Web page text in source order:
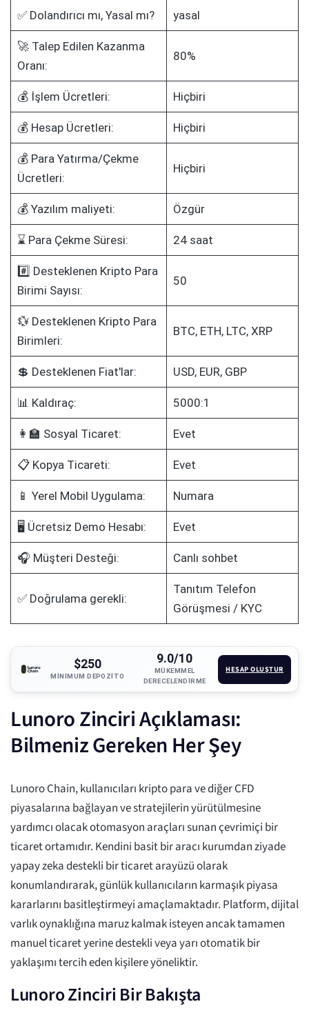
✅ Dolandırıcı mı, Yasal mı? yasal
🚀 Talep Edilen Kazanma
Oranı:
80%
💰 İşlem Ücretleri: Hiçbiri
💰 Hesap Ücretleri: Hiçbiri
💰 Para Yatırma/Çekme
Ücretleri:
Hiçbiri
💰 Yazılım maliyeti: Özgür
⌛ Para Çekme Süresi: 24 saat
#️⃣ Desteklenen Kripto Para
Birimi Sayısı:
50
💱 Desteklenen Kripto Para
Birimleri:
BTC, ETH, LTC, XRP
💲 Desteklenen Fiat'lar: USD, EUR, GBP
📊 Kaldıraç: 5000:1
👩‍🏫 Sosyal Ticaret: Evet
📋 Kopya Ticareti: Evet
📱 Yerel Mobil Uygulama: Numara
🖥️ Ücretsiz Demo Hesabı: Evet
🎧 Müşteri Desteği: Canlı sohbet
✅ Doğrulama gerekli:
Tanıtım Telefon
Görüşmesi / KYC
$250
MINIMUM DEPOZITO
9.0/10
MÜKEMMEL
DERECELENDIRME
HESAP OLUŞTUR
Lunoro Zinciri Açıklaması:
Bilmeniz Gereken Her Şey
Lunoro Chain, kullanıcıları kripto para ve diğer CFD
piyasalarına bağlayan ve stratejilerin yürütülmesine
yardımcı olacak otomasyon araçları sunan çevrimiçi bir
ticaret ortamıdır. Kendini basit bir aracı kurumdan ziyade
yapay zeka destekli bir ticaret arayüzü olarak
konumlandırarak, günlük kullanıcıların karmaşık piyasa
kararlarını basitleştirmeyi amaçlamaktadır. Platform, dijital
varlık oynaklığına maruz kalmak isteyen ancak tamamen
manuel ticaret yerine destekli veya yarı otomatik bir
yaklaşımı tercih eden kişilere yöneliktir.
Lunoro Zinciri Bir Bakışta